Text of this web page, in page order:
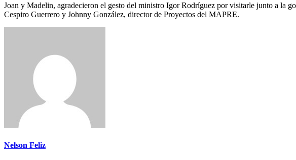
Joan y Madelin, agradecieron el gesto del ministro Igor Rodríguez por visitarle junto a la
Cespiro Guerrero y Johnny González, director de Proyectos del MAPRE.
Nelson Feliz